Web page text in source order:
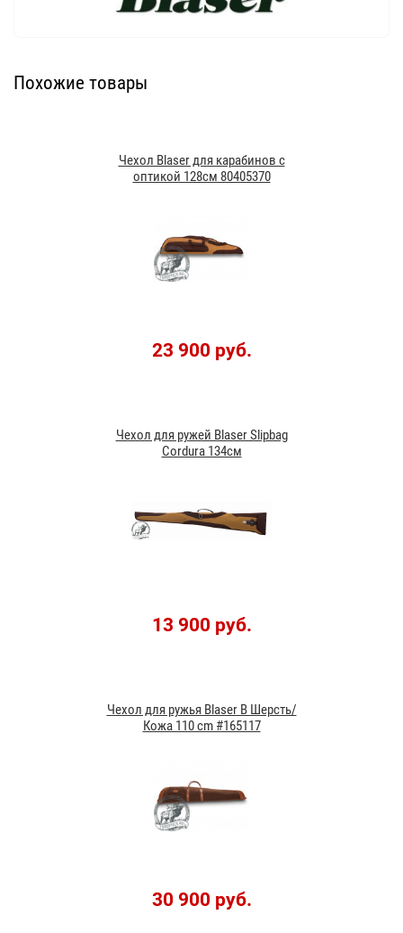
Похожие товары
Чехол Blaser для карабинов с
оптикой 128см 80405370
23 900 руб.
Чехол для ружей Blaser Slipbag
Cordura 134см
13 900 руб.
Чехол для ружья Blaser B Шерсть/
Кожа 110 cm #165117
30 900 руб.